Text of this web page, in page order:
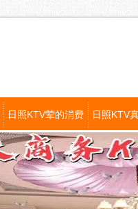
日照KTV荤的消费 日照KTV